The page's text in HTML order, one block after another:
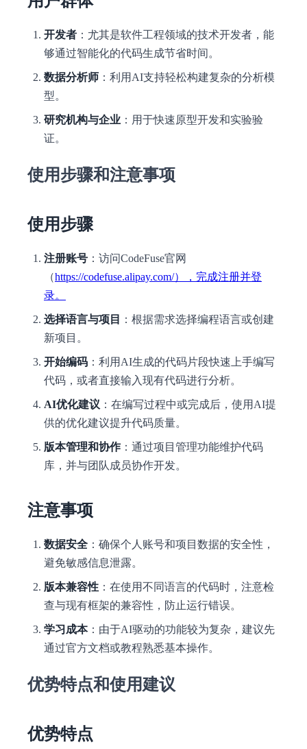
开发者 ：尤其是软件工程领域的技术开发者，能
够通过智能化的代码生成节省时间。
数据分析师 ：利用AI支持轻松构建复杂的分析模
型。
研究机构与企业 ：用于快速原型开发和实验验
证。
使用步骤和注意事项
使用步骤
注册账号 ：访问CodeFuse官网
（https://codefuse.alipay.com/），完成注册并登
录。
选择语言与项目
：根据需求选择编程语言或创建
新项目。
开始编码 ：利用AI生成的代码片段快速上手编写
代码，或者直接输入现有代码进行分析。
AI优化建议 ：在编写过程中或完成后，使用AI提
供的优化建议提升代码质量。
版本管理和协作：通过项目管理功能维护代码
库，并与团队成员协作开发。
注意事项
数据安全 ：确保个人账号和项目数据的安全性，
避免敏感信息泄露。
版本兼容性 ：在使用不同语言的代码时，注意检
查与现有框架的兼容性，防止运行错误。
学习成本：由于AI驱动的功能较为复杂，建议先
通过官方文档或教程熟悉基本操作。
优势特点和使用建议
优势特点